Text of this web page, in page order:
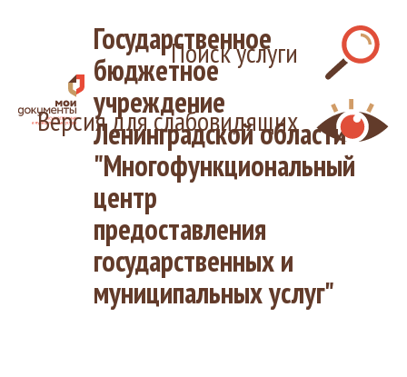
Государственное
бюджетное
учреждение
Ленинградской области
"Многофункциональный
центр
предоставления
государственных и
муниципальных услуг"
Поиск услуги
Версия для слабовидящих